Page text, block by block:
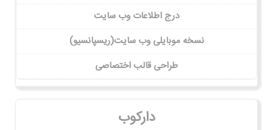
درج اطلاعات وب سایت
نسخه موبایلی وب سایت(ریسپانسیو)
طراحی قالب اختصاصی
دارکوب